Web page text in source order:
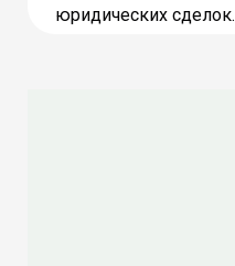
юридических сделок.